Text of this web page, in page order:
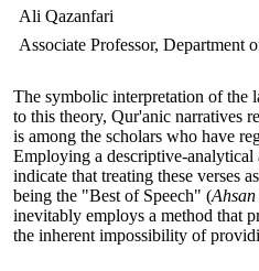
Ali Qazanfari
Associate Professor, Department
The symbolic interpretation of the
to this theory, Qur'anic narratives
is among the scholars who have
Employing a descriptive-analytical
indicate that treating these verses
being the "Best of Speech" (
inevitably employs a method that
the inherent impossibility of